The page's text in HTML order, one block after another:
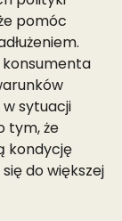
pomóc
sytuacji
tym, że
kondycję
do większej